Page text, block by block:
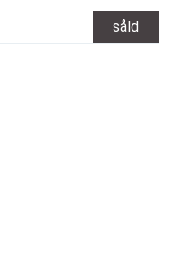
såld